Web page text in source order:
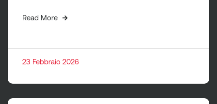
23 Febbraio 2026
Read More